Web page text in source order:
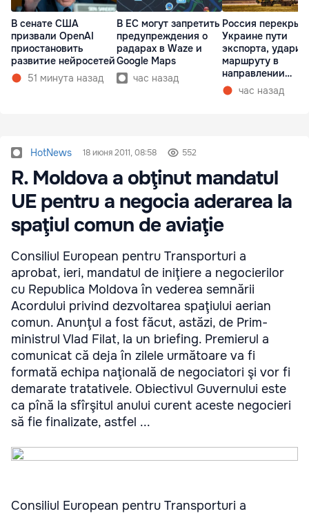
В сенате США
призвали OpenAI
приостановить
развитие нейросетей
51 минута назад
В ЕС могут запретить
предупреждения о
радарах в Waze и
Google Maps
час назад
Россия
Украине пути
экспорта, ударив
маршруту в
направлении
Молдовы
час назад
HotNews 18 июня 2011, 08:58 552
R. Moldova a obţinut mandatul
UE pentru a negocia aderarea la
spaţiul comun de aviaţie
Consiliul European pentru Transporturi a
aprobat, ieri, mandatul de iniţiere a negocierilor
cu Republica Moldova în vederea semnării
Acordului privind dezvoltarea spaţiului aerian
comun. Anunţul a fost făcut, astăzi, de Prim-
ministrul Vlad Filat, la un briefing. Premierul a
comunicat că deja în zilele următoare va fi
formată echipa naţională de negociatori şi vor fi
demarate tratativele. Obiectivul Guvernului este
ca pînă la sfîrşitul anului curent aceste negocieri
să fie finalizate, astfel ...
Consiliul European pentru Transporturi a